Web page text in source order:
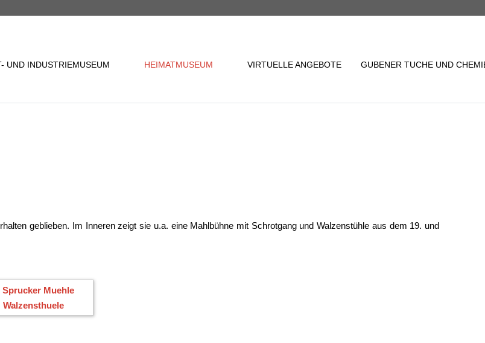
UND INDUSTRIEMUSEUM HEIMATMUSEUM VIRTUELLE ANGEBOTE GUBENER TUCHE UND
geblieben. Im Inneren zeigt sie u.a. eine Mahlbühne mit Schrotgang und Walzenstühle aus dem 19. und